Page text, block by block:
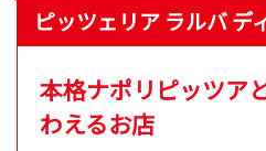
ピッツェリア ラルバ デ
本格ナポリピッツア
わえるお店